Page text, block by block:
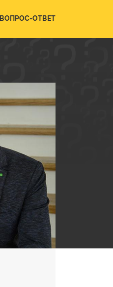
ВОПРОС-ОТВЕТ